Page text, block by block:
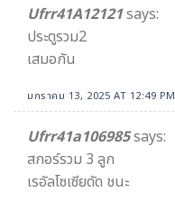
Ufrr41A12121says:
ประตูรวม2
เสมอกัน
มกราคม 13, 2025 AT 12:49 PM
Ufrr41a106985says:
สกอร์รวม 3 ลูก
เรอัลโซเซียดัด ชนะ